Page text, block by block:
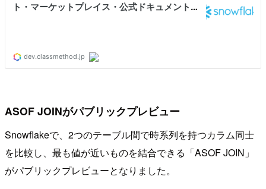
ASOF JOINがパブリックプレビュー
Snowflakeで、2つのテーブル間で時系列を持つカラム同士
を比較し、最も値が近いものを結合できる「ASOF JOIN」
がパブリックプレビューとなりました。